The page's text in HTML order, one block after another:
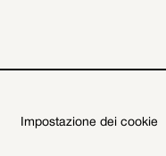
Impostazione dei cookie